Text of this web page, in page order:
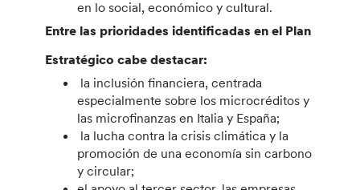
en lo social, económico y cultural.
Entre las prioridades identificadas en el Plan
Estratégico cabe destacar:
la inclusión financiera, centrada
especialmente sobre los microcréditos y
las microfinanzas en Italia y España;
la lucha contra la crisis climática y la
promoción de una economía sin carbono
y circular;